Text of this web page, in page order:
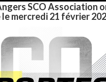
SCO Association
mercredi 21 février